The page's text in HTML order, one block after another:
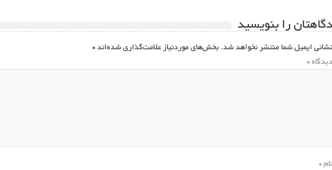
را بنویسید
نشانی ایمیل شما منتشر نخواهد شد. بخش‌های موردنیاز علامت‌گذاری شده‌اند *
دیدگاه *
نام *